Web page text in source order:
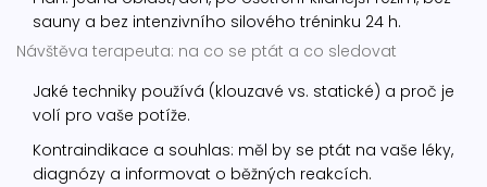
sauny a bez intenzivního silového tréninku 24 h.
Návštěva terapeuta: na co se ptát a co sledovat
Jaké techniky používá (klouzavé vs. statické) a proč je
volí pro vaše potíže.
Kontraindikace a souhlas: měl by se ptát na vaše léky,
diagnózy a informovat o běžných reakcích.